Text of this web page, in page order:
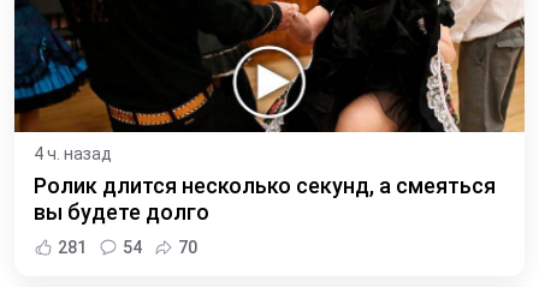
4 ч. назад
Ролик длится несколько секунд, а смеяться
вы будете долго
281 54 70